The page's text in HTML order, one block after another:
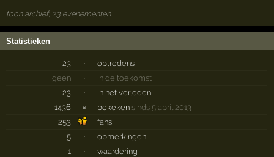
toon archief, 23 evenementen
Statistieken
23 ·
optredens
geen
·
in de toekomst
23
·
in het verleden
1436
× bekeken sinds 5 april 2013
253
fans
5
·
opmerkingen
1
·
waardering